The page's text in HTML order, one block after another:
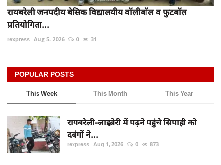
रायबरेली जनपदीय बेसिक विद्यालयीय वॉलीबॉल व फुटबॉल
प्रतियोगिता...
rexpress Aug 5, 2026 0 31
POPULAR POSTS
This Week This Month This Year
रायबरेली-लाइब्रेरी में पढ़ने पहुंचे सिपाही को
दबंगों ने...
rexpress Aug 1, 2026 0 873